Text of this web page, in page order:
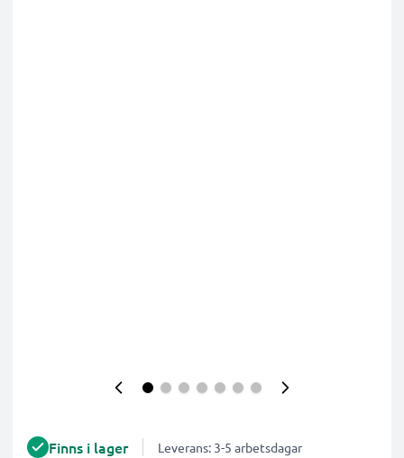
Finns i lager Leverans: 3-5 arbetsdagar